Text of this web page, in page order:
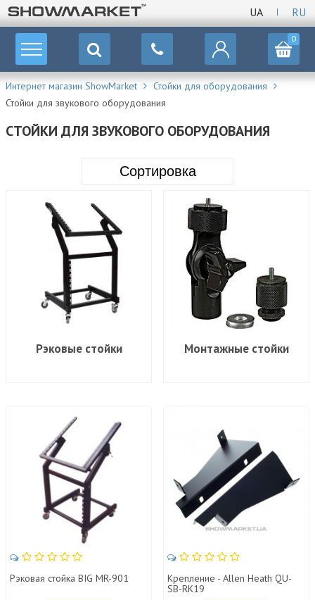
UA RU
0
Интернет магазин ShowMarket
Стойки для оборудования
Стойки для звукового оборудования
СТОЙКИ ДЛЯ ЗВУКОВОГО ОБОРУДОВАНИЯ
Сортировка
Рэковые стойки Монтажные стойки
Рэковая стойка BIG MR-901
Крепление - Allen Heath QU-
SB-RK19